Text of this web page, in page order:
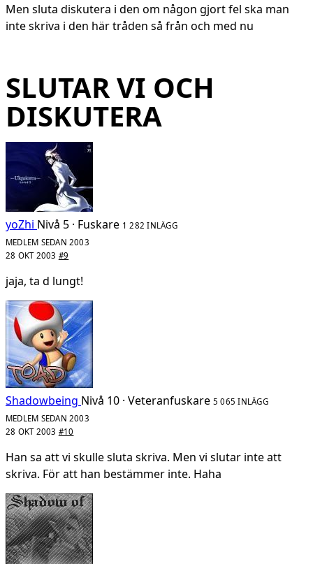
Men sluta diskutera i den om någon gjort fel ska man
inte skriva i den här tråden så från och med nu
SLUTAR VI OCH
DISKUTERA
yoZhi Nivå 5 · Fuskare 1 282 INLÄGG
MEDLEM SEDAN 2003
28 OKT 2003 #9
jaja, ta d lungt!
Shadowbeing Nivå 10 · Veteranfuskare 5 065 INLÄGG
MEDLEM SEDAN 2003
28 OKT 2003 #10
Han sa att vi skulle sluta skriva. Men vi slutar inte att
skriva. För att han bestämmer inte. Haha